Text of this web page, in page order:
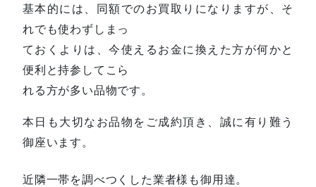
基本的には、同額でのお買取りになりますが、そ
れでも使わずしまっ
ておくよりは、今使えるお金に換えた方が何かと
便利と持参してこら
れる方が多い品物です。
本日も大切なお品物をご成約頂き、誠に有り難う
御座います。
近隣一帯を調べつくした業者様も御用達。